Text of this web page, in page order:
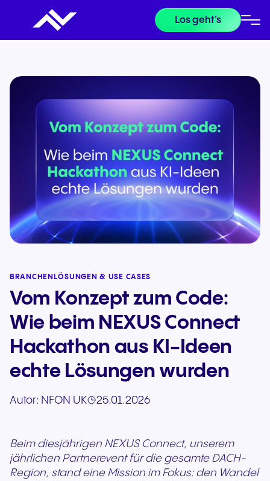
Los geht’s
BRANCHENLÖSUNGEN & USE CASES
Vom Konzept zum Code:
Wie beim NEXUS Connect
Hackathon aus KI-Ideen
echte Lösungen wurden
Autor: NFON UK 25.01.2026
Beim diesjährigen NEXUS Connect, unserem
jährlichen Partnerevent für die gesamte DACH-
Region, stand eine Mission im Fokus: den Wandel